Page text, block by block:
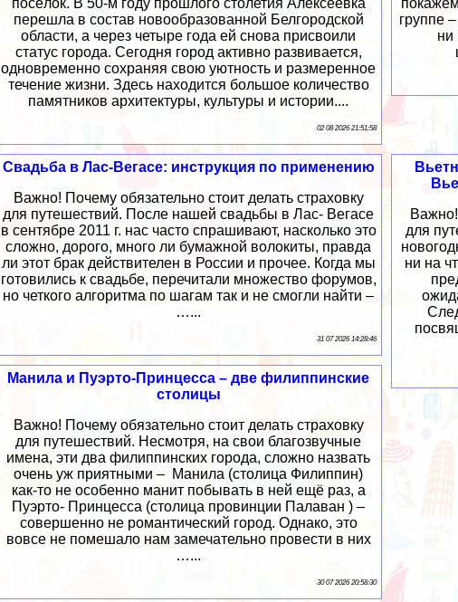
группе
ни
посёлок. В 50-м году прошлого столетия Алексеевка
перешла в состав новообразованной Белгородской
области, а через четыре года ей снова присвоили
статус города. Сегодня город активно развивается,
одновременно сохраняя свою уютность и размеренное
течение жизни. Здесь находится большое количество
памятников архитектуры, культуры и истории....
02 08 2026 21:51:58
Важно!
для
ни на
Свадьба в Лас-Вегасе: инструкция по применению
Важно! Почему обязательно стоит делать страховку
для путешествий. После нашей свадьбы в Лас- Вегасе
в сентябре 2011 г. нас часто спрашивают, насколько это
сложно, дорого, много ли бумажной волокиты, правда
ли этот брак действителен в России и прочее. Когда мы
готовились к свадьбе, перечитали множество форумов,
но четкого алгоритма по шагам так и не смогли найти –
…...
31 07 2026 14:28:46
Манила и Пуэрто-Принцесса – две филиппинские
столицы
Важно! Почему обязательно стоит делать страховку
для путешествий. Несмотря, на свои благозвучные
имена, эти два филиппинских города, сложно назвать
очень уж приятными – Манила (столица Филиппин)
как-то не особенно манит побывать в ней ещё раз, а
Пуэрто- Принцесса (столица провинции Палаван ) –
совершенно не романтический город. Однако, это
вовсе не помешало нам замечательно провести в них
…...
30 07 2026 20:58:30